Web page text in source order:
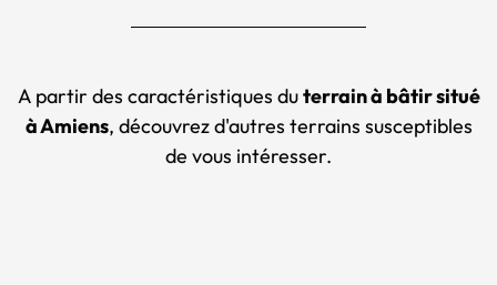
A partir des caractéristiques duterrain à bâtir situé
à Amiens, découvrez d'autres terrains susceptibles
de vous intéresser.